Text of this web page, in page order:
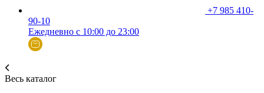
+7 985 410-
90-10
Ежедневно с 10:00 до 23:00
Весь каталог